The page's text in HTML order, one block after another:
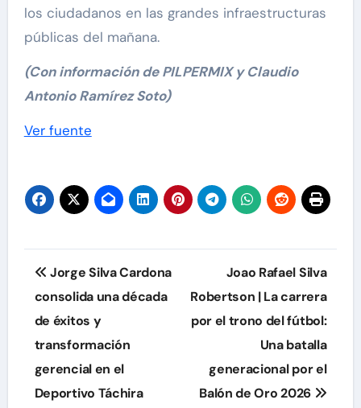
los ciudadanos en las grandes infraestructuras
públicas del mañana.
(Con información de PILPERMIX y Claudio
Antonio Ramírez Soto)
Navegación
entradas
Ver fuente
Navegación
de
entradas
Jorge Silva Cardona
consolida una década
de éxitos y
transformación
gerencial en el
Deportivo Táchira
Joao Rafael Silva
Robertson | La carrera
por el trono del fútbol:
Una batalla
generacional por el
Balón de Oro 2026